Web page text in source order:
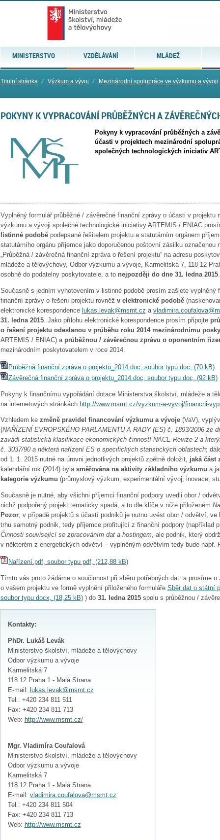
MINISTERSTVO VZDĚLÁVÁNÍ MLÁDEŽ
Titulní stránka ⁄ Výzkum a vývoj ⁄ Mezinárodní spolupráce ve výzkumu a vývoji
POKYNY K VYPRACOVÁNÍ PRŮBĚŽNÝCH A
Pokyny k vypracování průběžných a
účasti v projektech mezinárodní
společných technologických iniciativ
Vyplněný formulář průběžné / závěrečné finanční zprávy o účasti v projektu
výzkumu a vývoji společné technologické iniciativy ARTEMIS / ENIAC
listinné podoběpodepsané řešitelem projektu a statutárním orgánem
statutárního orgánu příjemce jako doporučenou poštovní zásilku označenou
„Průběžná / závěrečná finanční zpráva o řešení projektu“ na adresu
mládeže a tělovýchovy, Odbor výzkumu a vývoje, Karmelitská 7, 118 12
osobně do podatelny poskytovatele, a to nejpozději do dne 31. ledna 2015.
Současně s jedním vyhotovením v listinné podobě prosím zašlete vyplněný
finanční zprávy o řešení projektu rovněž v elektronické podobě
elektronické korespondence lukas.levak@msmt.cz a
31. ledna 2015. Jako přílohu elektronické korespondence prosím připojte
o řešení projektu odeslanou v průběhu roku 2014 mezinárodnímu
ARTEMIS / ENIAC) a průběžnou / závěrečnou zprávu o oponentním
mezinárodním poskytovatelem v roce 2014.
Průběžná finanční zpráva o projektu_2014.doc, soubor typu doc, (70 kB)
Závěrečná finanční zpráva o projektu_2014.doc, soubor typu doc, (92 kB)
Pokyny k finančnímu vypořádání dotace Ministerstva školství, mládeže a
na internetových stránkách http://www.msmt.cz/vyzkum-a-vyvoj/financni-
Vzhledem ke změně pravidel financování výzkumu a vývoje(VaV),
(NAŘÍZENÍ EVROPSKÉHO PARLAMENTU A RADY (ES) č. 1893/2006 ze
zavádí statistická klasifikace ekonomických činností NACE Revize 2 a
č. 3037/90 a některá nařízení ES o specifických statistických oblastech;
od 1. 1. 2015 nutné na úrovni jednotlivých projektů zpětně doložit, jaká část
kalendářní rok (2014) byla směřována na aktivity základního výzkumu a
kategorie výzkumu (průmyslový výzkum, experimentální vývoj, inovace,
Současně je nutné, aby všichni příjemci finanční podpory uvedli obor /
nichž podpořený projekt tematicky spadá, a to dle klíče v níže přiloženém
Pozor, v případě projektů s účastí podniků je nutno uvést obor / odvětví, ve
trhu samotný podnik, tedy příjemce profitující z finanční podpory (například
Činnosti související se zpracováním dat a hostingem, ale podnik, který
v některém z energetických odvětví – vyplněným odvětvím tedy bude např.
Nařízení.pdf, soubor typu pdf, (212,88 kB)
Tímto vás proto žádáme o součinnost při sběru potřebných dat a prosíme o
o vašem projektu ve formě vyplnění přiloženého formuláře Sběr dat o státní
soubor typu docx, (18,25 kB)) do 31. ledna 2015spolu s průběžnou /
Kontakty:
PhDr. Lukáš Levák
Ministerstvo školství, mládeže a tělovýchovy
Odbor výzkumu a vývoje
Karmelitská 7
118 12 Praha 1 - Malá Strana
E-mail: lukas.levak@msmt.cz
Tel.: +420 234 811 511
Fax: +420 234 811 713
Web: http://www.msmt.cz/
Mgr. Vladimíra Coufalová
Ministerstvo školství, mládeže a tělovýchovy
Odbor výzkumu a vývoje
Karmelitská 7
118 12 Praha 1 - Malá Strana
E-mail: vladimira.coufalova@msmt.cz
Tel.: +420 234 811 504
Fax: +420 234 811 713
Web: http://www.msmt.cz